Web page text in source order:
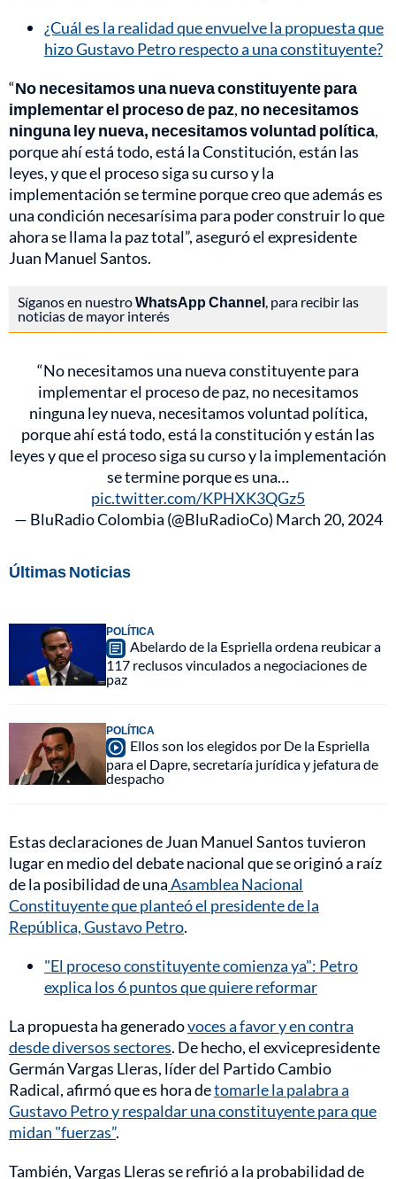
¿Cuál es la realidad que envuelve la propuesta que
hizo Gustavo Petro respecto a una constituyente?
“No necesitamos una nueva constituyente para
implementar el proceso de paz, no necesitamos
ninguna ley nueva, necesitamos voluntad política,
porque ahí está todo, está la Constitución, están las
leyes, y que el proceso siga su curso y la
implementación se termine porque creo que además es
una condición necesarísima para poder construir lo que
ahora se llama la paz total”, aseguró el expresidente
Juan Manuel Santos.
Síganos en nuestroWhatsApp Channel, para recibir las
noticias de mayor interés
“No necesitamos una nueva constituyente para
implementar el proceso de paz, no necesitamos
ninguna ley nueva, necesitamos voluntad política,
porque ahí está todo, está la constitución y están las
leyes y que el proceso siga su curso y la implementación
se termine porque es una…
pic.twitter.com/KPHXK3QGz5
— BluRadio Colombia (@BluRadioCo) March 20, 2024
Últimas Noticias
POLÍTICA
Abelardo de la Espriella ordena reubicar a
117 reclusos vinculados a negociaciones de
paz
POLÍTICA
Ellos son los elegidos por De la Espriella
para el Dapre, secretaría jurídica y jefatura de
despacho
Estas declaraciones de Juan Manuel Santos tuvieron
lugar en medio del debate nacional que se originó a raíz
de la posibilidad de unaAsamblea Nacional
Constituyente que planteó el presidente de la
República, Gustavo Petro.
"El proceso constituyente comienza ya": Petro
explica los 6 puntos que quiere reformar
La propuesta ha generadovoces a favor y en contra
desde diversos sectores. De hecho, el exvicepresidente
Germán Vargas Lleras, líder del Partido Cambio
Radical, afirmó que es hora detomarle la palabra a
Gustavo Petro y respaldar una constituyente para que
midan "fuerzas”.
También, Vargas Lleras se refirió a la probabilidad de